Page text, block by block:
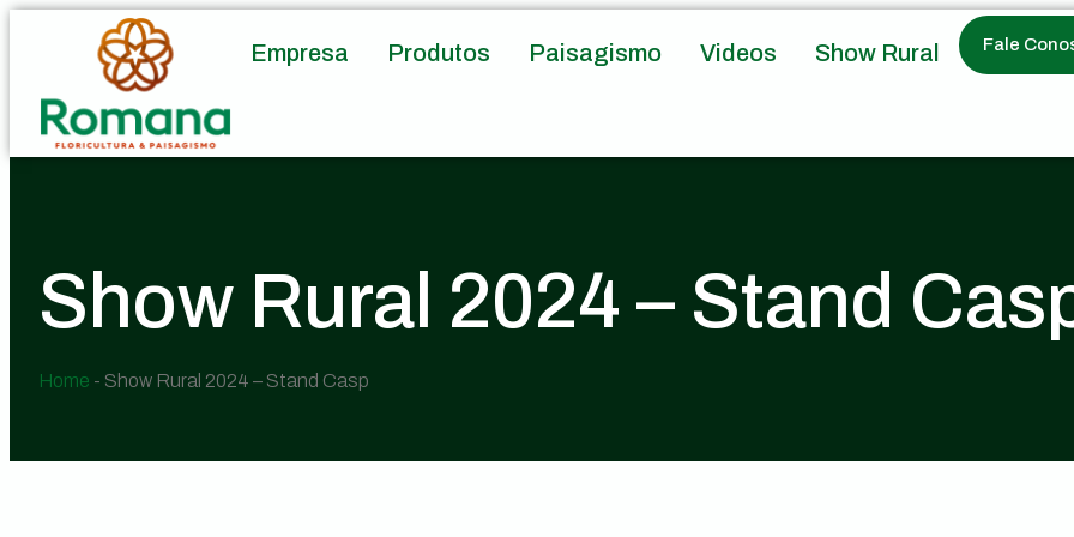
Empresa Produtos Paisagismo Videos Show Rural Fale
Show Rural 2024 – Stand
Home - Show Rural 2024 – Stand Casp